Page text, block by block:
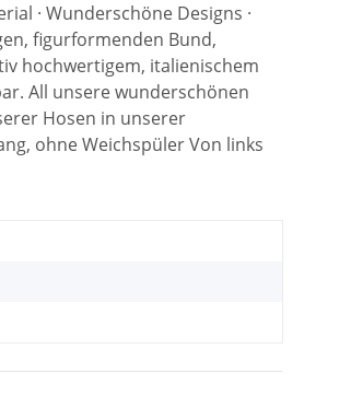
· Wunderschöne Designs ·
figurformenden Bund,
hochwertigem, italienischem
All unsere wunderschönen
Hosen in unserer
ohne Weichspüler Von links